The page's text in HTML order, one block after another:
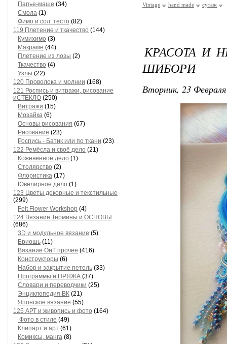
Папье-маше (34)
Смола (1)
Фимо и сол. тесто (82)
119 Плетение и ткачество (144)
Кумихимо (3)
Макраме (44)
Плетение из лозы (2)
Ткачество (4)
Узлы (22)
120 Проволока и молнии (168)
121 Роспись и витражи, рисование
иСТЕКЛО (250)
Витражи (15)
Мозайка (6)
Основы рисования (67)
Рисование (23)
Роспись - Батик или по ткани (23)
122 Ремёсла и своё дело (21)
Кожевенное дело (1)
Столярство (2)
Флористика (17)
Ювелирное дело (1)
123 Цветы декорные и текстильные
(299)
Felt Flower Workshop (4)
124 Вязание Термины и ОСНОВЫ
(686)
3D и модульное вязание (5)
Бриошь (11)
Вязание ОиТ прочее (416)
Конструкторы (6)
Набор и закрытие петель (33)
Программы и ПРЯЖА (37)
Словари и переводчики (25)
Энциклопедия ВК (21)
Японское вязание (55)
125 АРТ и живопись и фото (164)
Фото в стиле (49)
Клипарт и арт (61)
Комиксы, манга (8)
Vintage
hand made сутаж
КРАСОТА И
ШИБОРИ
Вторник, 23